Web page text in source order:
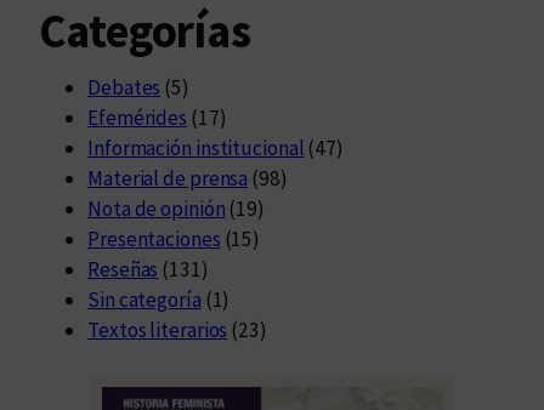
Categorías
Debates (5)
Efemérides (17)
Información institucional (47)
Material de prensa (98)
Nota de opinión (19)
Presentaciones (15)
Reseñas (131)
Sin categoría (1)
Textos literarios (23)